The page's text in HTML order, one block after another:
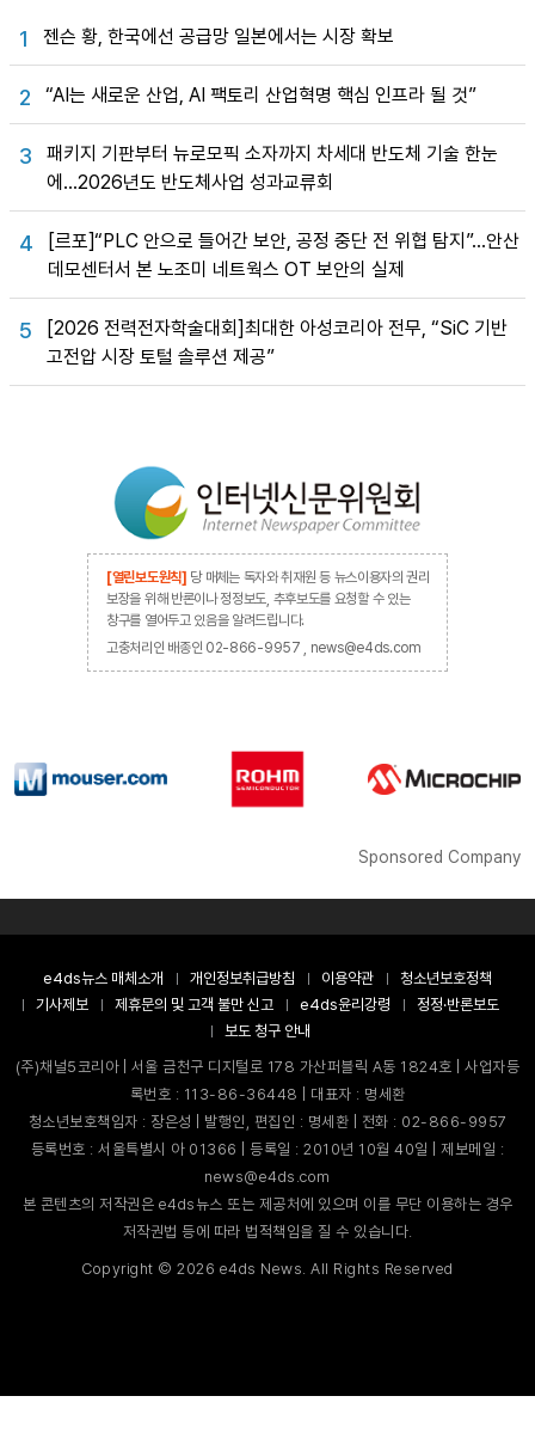
1 젠슨 황, 한국에선 공급망 일본에서는 시장 확보
2 “AI는 새로운 산업, AI 팩토리 산업혁명 핵심 인프라 될 것”
3
패키지 기판부터 뉴로모픽 소자까지 차세대 반도체 기술 한눈
에…2026년도 반도체사업 성과교류회
4
[르포]“PLC 안으로 들어간 보안, 공정 중단 전 위협 탐지”…안산
데모센터서 본 노조미 네트웍스 OT 보안의 실제
5
[2026 전력전자학술대회]최대한 아성코리아 전무, “SiC 기반
고전압 시장 토털 솔루션 제공”
[열린보도원칙] 당 매체는 독자와 취재원 등 뉴스이용자의 권리
보장을 위해 반론이나 정정보도, 추후보도를 요청할 수 있는
창구를 열어두고 있음을 알려드립니다.
고충처리인 배종인 02-866-9957 , news@e4ds.com
Sponsored Company
e4ds뉴스 매체소개 개인정보취급방침 이용약관
청소년보호정책
기사제보
제휴문의 및 고객 불만 신고 e4ds윤리강령
정정·반론보도
보도 청구 안내
(주)채널5코리아 | 서울 금천구 디지털로 178 가산퍼블릭 A동 1824호 | 사업자등
록번호 : 113-86-36448 | 대표자 : 명세환
청소년보호책임자 : 장은성 | 발행인, 편집인 : 명세환 | 전화 : 02-866-9957
등록번호 : 서울특별시 아 01366 | 등록일 : 2010년 10월 40일 | 제보메일 :
news@e4ds.com
본 콘텐츠의 저작권은 e4ds뉴스 또는 제공처에 있으며 이를 무단 이용하는 경우
저작권법 등에 따라 법적책임을 질 수 있습니다.
Copyright ©2026 e4ds News. All Rights Reserved